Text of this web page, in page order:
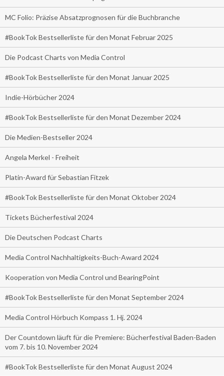
MC Folio: Präzise Absatzprognosen für die Buchbranche
#BookTok Bestsellerliste für den Monat Februar 2025
Die Podcast Charts von Media Control
#BookTok Bestsellerliste für den Monat Januar 2025
Indie-Hörbücher 2024
#BookTok Bestsellerliste für den Monat Dezember 2024
Die Medien-Bestseller 2024
Angela Merkel - Freiheit
Platin-Award für Sebastian Fitzek
#BookTok Bestsellerliste für den Monat Oktober 2024
Tickets Bücherfestival 2024
Die Deutschen Podcast Charts
Media Control Nachhaltigkeits-Buch-Award 2024
Kooperation von Media Control und BearingPoint
#BookTok Bestsellerliste für den Monat September 2024
Media Control Hörbuch Kompass 1. Hj. 2024
Der Countdown läuft für die Premiere: Bücherfestival Baden-Baden
vom 7. bis 10. November 2024
#BookTok Bestsellerliste für den Monat August 2024